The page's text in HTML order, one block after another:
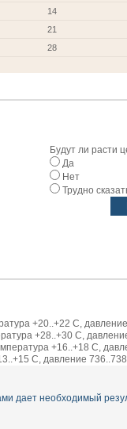
14
21
28
Будут ли расти
Да
Нет
Трудно
+20..+22 С,
+28..+30 С,
+16..+18 С,
С, давление
дает необходимый